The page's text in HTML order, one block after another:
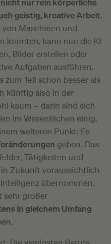
nicht nur rein körperliche
geistig, kreative Arbeit.
Maschinen und
konnten, kann nun die KI
Bilder erstellen oder
Aufgaben ausführen.
zum Teil schon besser als
künftig also in der
kaum – darin sind sich
im Wesentlichen einig.
weiteren Punkt: Es
geben. Das
Tätigkeiten und
Zukunft voraussichtlich
übernommen.
sehr großer
in gleichem Umfang